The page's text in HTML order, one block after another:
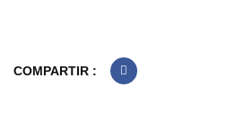
COMPARTIR :